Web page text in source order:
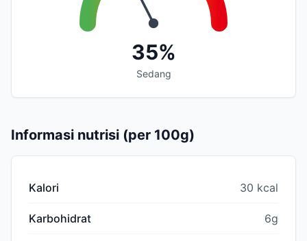
35%
Sedang
Informasi nutrisi (per 100g)
Kalori 30 kcal
Karbohidrat 6g